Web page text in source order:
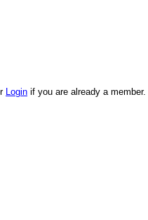
Login if you are already a member.